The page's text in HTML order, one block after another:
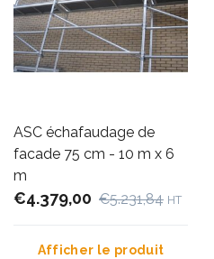
ASC échafaudage de
facade 75 cm - 10 m x 6
m
€4.379,00 €5.231,84 HT
Afficher le produit